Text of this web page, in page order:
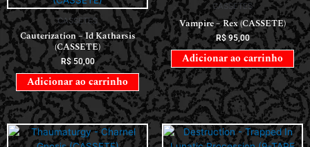
CASSETES
Cauterization – Id Katharsis
(CASSETE)
R$50,00
Adicionar ao carrinho
CASSETES
Vampire – Rex (CASSETE)
R$95,00
Adicionar ao carrinho